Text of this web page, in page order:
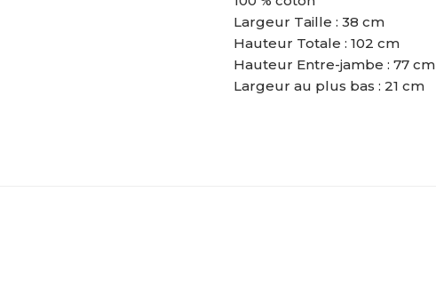
Largeur Taille : 38 cm
Hauteur Totale : 102 cm
Hauteur Entre-jambe : 77 cm
Largeur au plus bas : 21 cm